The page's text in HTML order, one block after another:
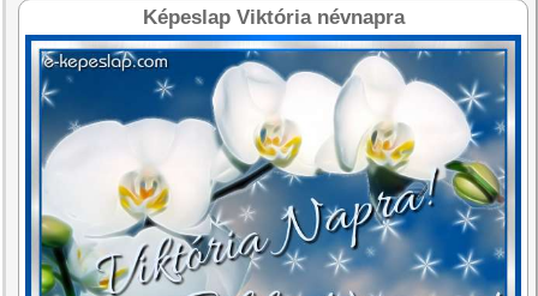
Képeslap Viktória névnapra